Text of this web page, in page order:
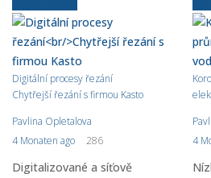
Digitální procesy řezání
Chytřejší řezání s firmou Kasto
Pavlina Opletalova
4 Monaten ago
286
Digitalizované a síťově
4